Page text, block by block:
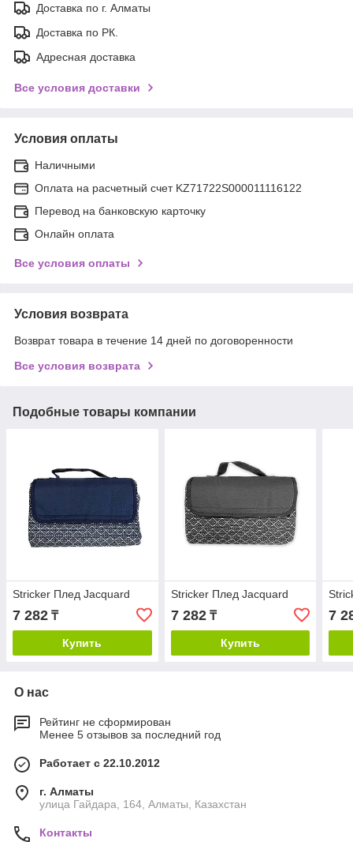
Доставка по г. Алматы
Доставка по РК.
Адресная доставка
Все условия доставки
Условия оплаты
Наличными
Оплата на расчетный счет KZ71722S000011116122
Перевод на банковскую карточку
Онлайн оплата
Все условия оплаты
Условия возврата
Возврат товара в течение 14 дней по договоренности
Все условия возврата
Подобные товары компании
Stricker Плед Jacquard
7 282 ₸
Купить
Stricker Плед Jacquard
7 282₸
Купить
7
О нас
Рейтинг не сформирован
Менее 5 отзывов за последний год
Работает с 22.10.2012
г. Алматы
улица Гайдара, 164, Алматы, Казахстан
Контакты